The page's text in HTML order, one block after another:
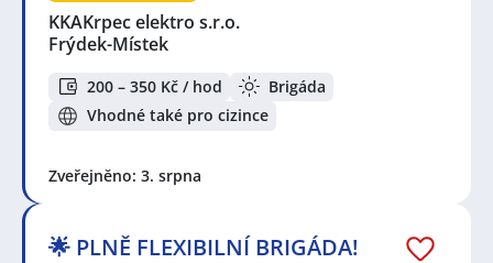
KKAKrpec elektro s.r.o.
Frýdek-Místek
200 – 350 Kč / hod
Brigáda
Vhodné také pro cizince
Zveřejněno: 3. srpna
🌟 PLNĚ FLEXIBILNÍ BRIGÁDA!